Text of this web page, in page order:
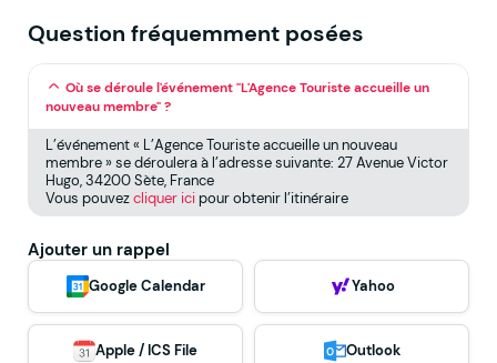
Question fréquemment posées
Où se déroule l'événement "L'Agence Touriste accueille un
nouveau membre" ?
L’événement « L’Agence Touriste accueille un nouveau
membre » se déroulera à l’adresse suivante: 27 Avenue Victor
Hugo, 34200 Sète, France
Vous pouvezcliquer icipour obtenir l’itinéraire
Ajouter un rappel
Google Calendar Yahoo
Apple / ICS File Outlook